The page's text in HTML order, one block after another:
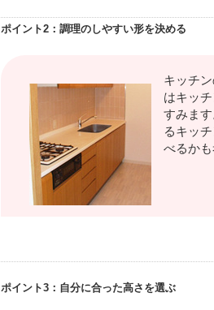
ポイント2：調理のしやすい形を決める
キッチ
はキッ
すみま
るキッ
べるかも
ポイント3：自分に合った高さを選ぶ